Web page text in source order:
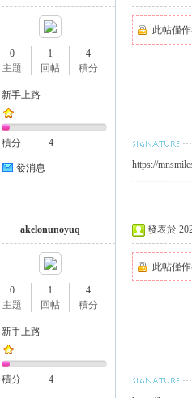
0
主題
1
回帖
4
積分
新手上路
積分 4
發消息
此帖僅
https://
akelonunoyuq
0
主題
1
回帖
4
積分
新手上路
積分 4
發表於
此帖僅